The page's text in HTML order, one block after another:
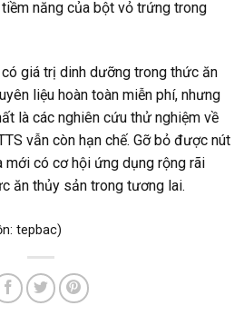
năng của bột vỏ trứng trong
giá trị dinh dưỡng trong thức ăn
liệu hoàn toàn miễn phí, nhưng
là các nghiên cứu thử nghiệm về
vẫn còn hạn chế. Gỡ bỏ được nút
mới có cơ hội ứng dụng rộng rãi
ăn thủy sản trong tương lai.
tepbac)